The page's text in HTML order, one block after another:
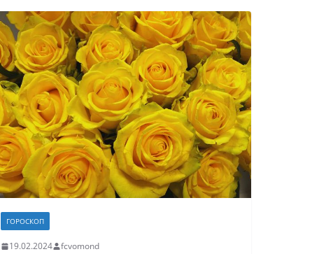
ГОРОСКОП
19.02.2024 fcvomond